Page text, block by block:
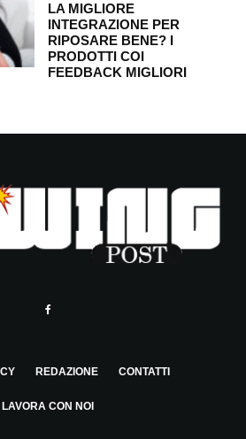
LA MIGLIORE
INTEGRAZIONE PER
RIPOSARE BENE? I
PRODOTTI COI
FEEDBACK MIGLIORI
REDAZIONE CONTATTI
LAVORA CON NOI